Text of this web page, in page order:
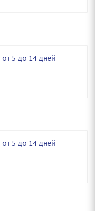
5 до 14 дней
5 до 14 дней